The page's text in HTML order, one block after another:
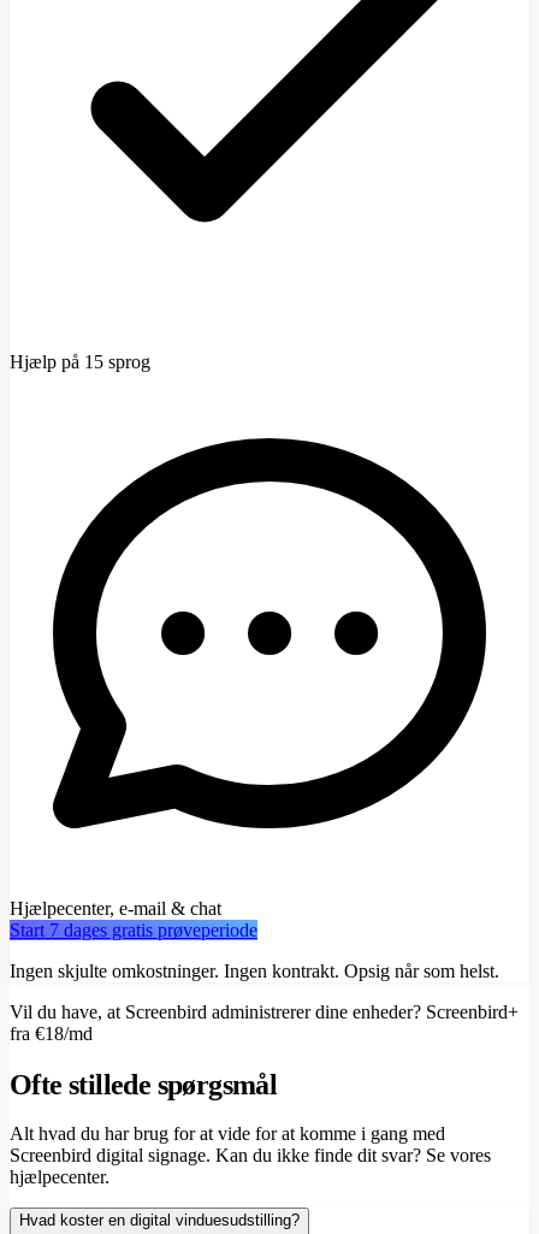
Hjælp på 15 sprog
Hjælpecenter, e-mail & chat
Start 7 dages gratis prøveperiode
Ingen skjulte omkostninger. Ingen kontrakt. Opsig når som helst.
Vil du have, at Screenbird administrerer dine enheder? Screenbird+
fra €18/md
Ofte stillede spørgsmål
Alt hvad du har brug for at vide for at komme i gang med
Screenbird digital signage. Kan du ikke finde dit svar? Se vores
hjælpecenter.
Hvad koster en digital vinduesudstilling?